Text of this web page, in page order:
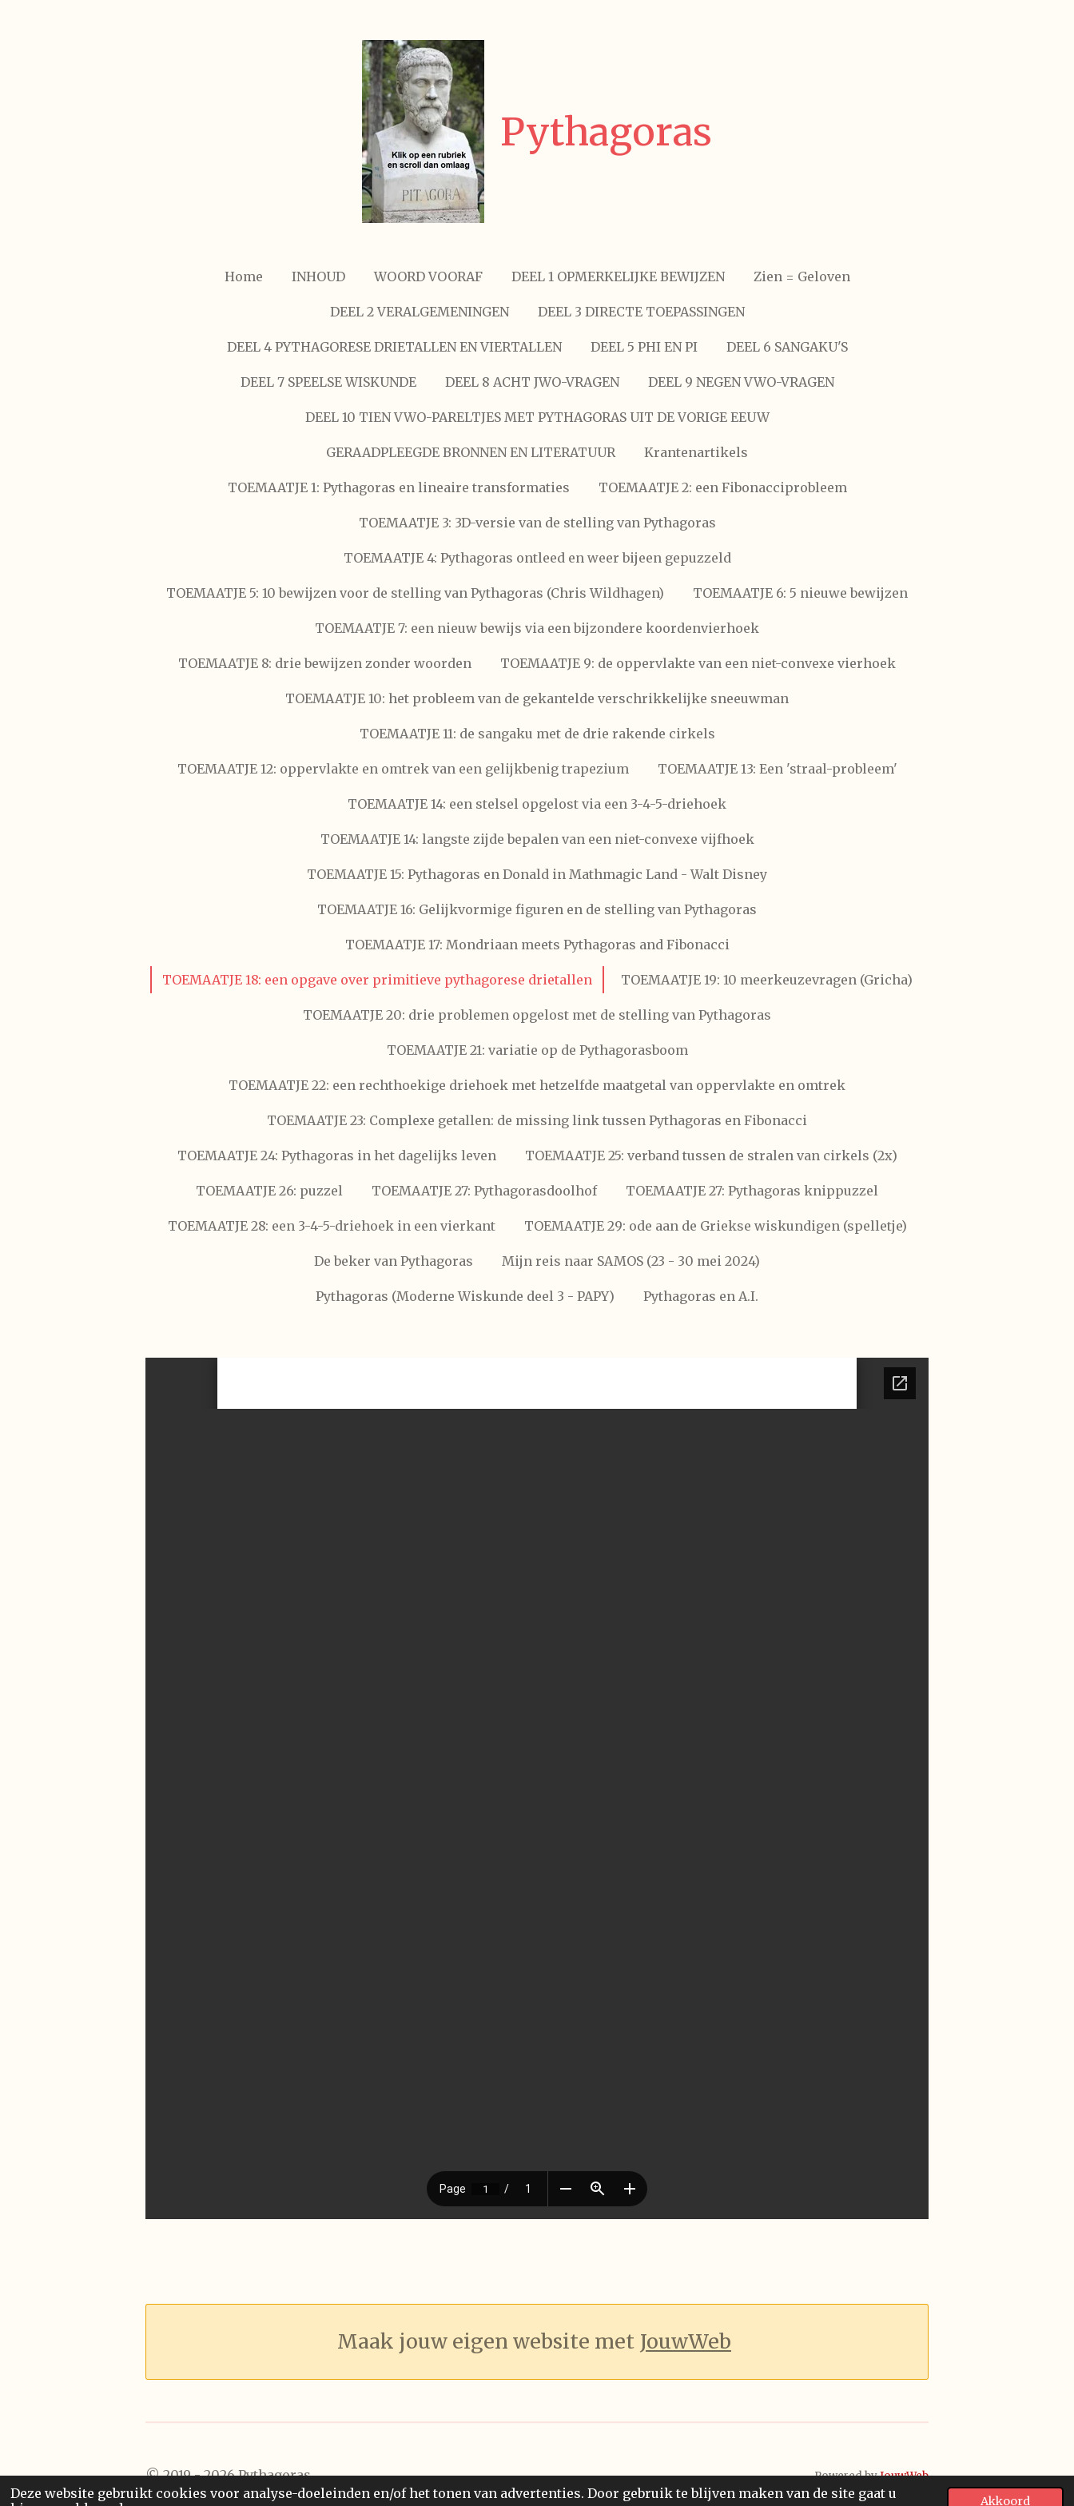
Deze website gebruikt cookies voor analyse-doeleinden en/of het tonen van advertenties. Door gebruik te blijven maken van de site gaat u
Akkoord
Pythagoras
Home INHOUD WOORD VOORAF DEEL 1 OPMERKELIJKE BEWIJZEN Zien = Geloven
DEEL 2 VERALGEMENINGEN DEEL 3 DIRECTE TOEPASSINGEN
DEEL 4 PYTHAGORESE DRIETALLEN EN VIERTALLEN DEEL 5 PHI EN PI DEEL 6 SANGAKU'S
DEEL 7 SPEELSE WISKUNDE DEEL 8 ACHT JWO-VRAGEN DEEL 9 NEGEN VWO-VRAGEN
DEEL 10 TIEN VWO-PARELTJES MET PYTHAGORAS UIT DE VORIGE EEUW
GERAADPLEEGDE BRONNEN EN LITERATUUR Krantenartikels
TOEMAATJE 1: Pythagoras en lineaire transformaties TOEMAATJE 2: een Fibonacciprobleem
TOEMAATJE 3: 3D-versie van de stelling van Pythagoras
TOEMAATJE 4: Pythagoras ontleed en weer bijeen gepuzzeld
TOEMAATJE 5: 10 bewijzen voor de stelling van Pythagoras (Chris Wildhagen) TOEMAATJE 6: 5 nieuwe bewijzen
TOEMAATJE 7: een nieuw bewijs via een bijzondere koordenvierhoek
TOEMAATJE 8: drie bewijzen zonder woorden TOEMAATJE 9: de oppervlakte van een niet-convexe vierhoek
TOEMAATJE 10: het probleem van de gekantelde verschrikkelijke sneeuwman
TOEMAATJE 11: de sangaku met de drie rakende cirkels
TOEMAATJE 12: oppervlakte en omtrek van een gelijkbenig trapezium TOEMAATJE 13: Een 'straal-probleem'
TOEMAATJE 14: een stelsel opgelost via een 3-4-5-driehoek
TOEMAATJE 14: langste zijde bepalen van een niet-convexe vijfhoek
TOEMAATJE 15: Pythagoras en Donald in Mathmagic Land - Walt Disney
TOEMAATJE 16: Gelijkvormige figuren en de stelling van Pythagoras
TOEMAATJE 17: Mondriaan meets Pythagoras and Fibonacci
TOEMAATJE 18: een opgave over primitieve pythagorese drietallen TOEMAATJE 19: 10 meerkeuzevragen (Gricha)
TOEMAATJE 20: drie problemen opgelost met de stelling van Pythagoras
TOEMAATJE 21: variatie op de Pythagorasboom
TOEMAATJE 22: een rechthoekige driehoek met hetzelfde maatgetal van oppervlakte en omtrek
TOEMAATJE 23: Complexe getallen: de missing link tussen Pythagoras en Fibonacci
TOEMAATJE 24: Pythagoras in het dagelijks leven TOEMAATJE 25: verband tussen de stralen van cirkels (2x)
TOEMAATJE 26: puzzel TOEMAATJE 27: Pythagorasdoolhof TOEMAATJE 27: Pythagoras knippuzzel
TOEMAATJE 28: een 3-4-5-driehoek in een vierkant TOEMAATJE 29: ode aan de Griekse wiskundigen (spelletje)
De beker van Pythagoras Mijn reis naar SAMOS (23 - 30 mei 2024)
Pythagoras (Moderne Wiskunde deel 3 - PAPY) Pythagoras en A.I.
Maak jouw eigen website met JouwWeb
© 2019 - 2026 Pythagoras Powered byJouwWeb